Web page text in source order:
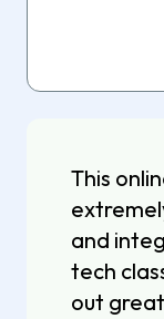
This
and
tech
out